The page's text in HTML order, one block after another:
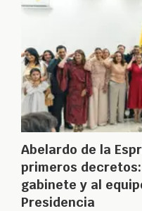
Abelardo de la
primeros
gabinete y al
Presidencia